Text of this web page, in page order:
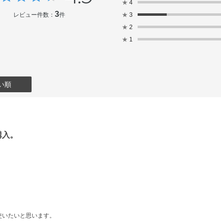
ン・酸化亜鉛・酸化鉄・硫酸Ba
レビュー件数： 3件
★ 4
★ 3
★ 2
★ 1
順
。
たいと思います。